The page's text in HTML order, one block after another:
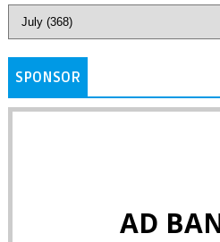
SPONSOR
AD